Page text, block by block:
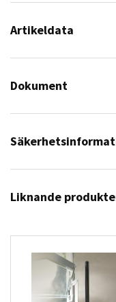
Artikeldata
Dokument
Liknande